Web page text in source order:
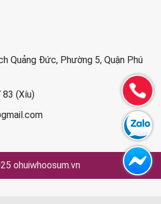
Quảng Đức, Phường 5, Quận Phú
83 (Xíu)
ohuiwhoosum.vn